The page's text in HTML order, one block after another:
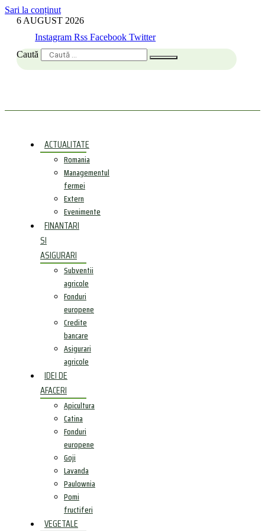
Sari la conținut
6 AUGUST 2026
Instagram Rss Facebook Twitter
Caută
ACTUALITATE
Romania
Managementul
fermei
Extern
Evenimente
FINANTARI
SI
ASIGURARI
Subventii
agricole
Fonduri
europene
Credite
bancare
Asigurari
agricole
IDEI DE
AFACERI
Apicultura
Catina
Fonduri
europene
Goji
Lavanda
Paulownia
Pomi
fructiferi
VEGETALE